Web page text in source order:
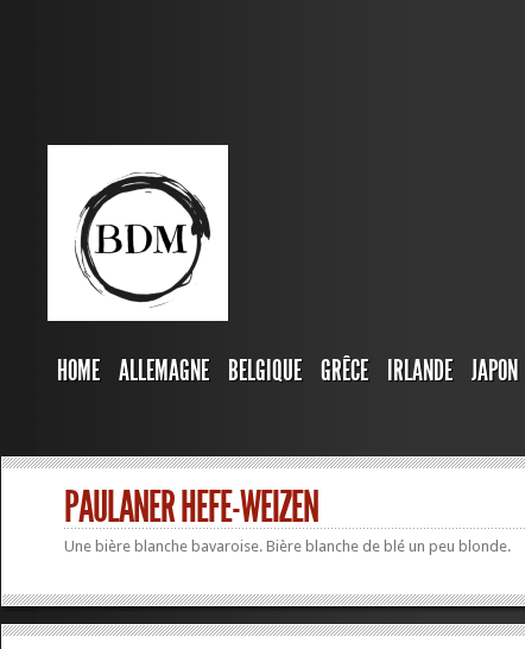
HOME ALLEMAGNE BELGIQUE GRÊCE IRLANDE JAPON
PAULANER HEFE-WEIZEN
Une bière blanche bavaroise. Bière blanche de blé un peu blonde.